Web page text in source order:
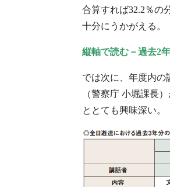
合算すれば32.2％の
十分にうかがえる。
縦軸で読む－過去2
では次に、年度内の
（警察庁 小堀課長
ととても興味深い。